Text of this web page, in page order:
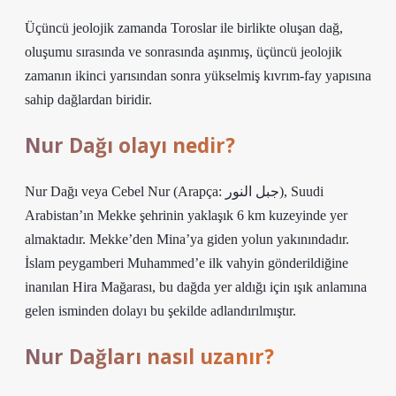
Üçüncü jeolojik zamanda Toroslar ile birlikte oluşan dağ,
oluşumu sırasında ve sonrasında aşınmış, üçüncü jeolojik
zamanın ikinci yarısından sonra yükselmiş kıvrım-fay yapısına
sahip dağlardan biridir.
Nur Dağı olayı nedir?
Nur Dağı veya Cebel Nur (Arapça: جبل النور), Suudi
Arabistan’ın Mekke şehrinin yaklaşık 6 km kuzeyinde yer
almaktadır. Mekke’den Mina’ya giden yolun yakınındadır.
İslam peygamberi Muhammed’e ilk vahyin gönderildiğine
inanılan Hira Mağarası, bu dağda yer aldığı için ışık anlamına
gelen isminden dolayı bu şekilde adlandırılmıştır.
Nur Dağları nasıl uzanır?